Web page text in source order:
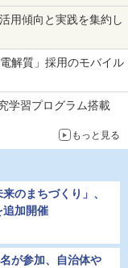
用傾向と実践を集約し
解質」採用のモバイル
学習プログラム搭載
もっと見る
のまちづくり」、
追加開催
が参加、自治体や